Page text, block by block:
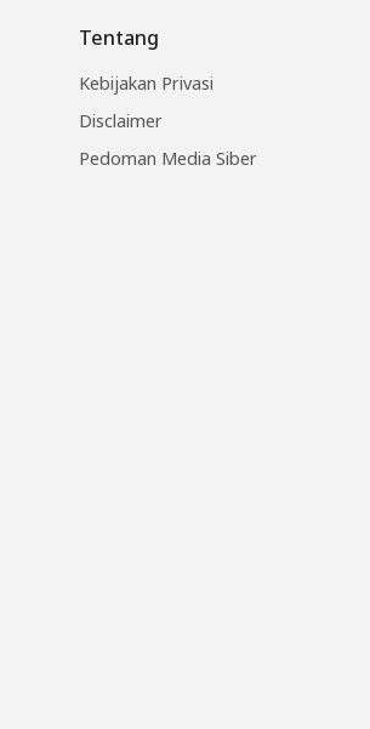
Tentang
Kebijakan Privasi
Disclaimer
Pedoman Media Siber